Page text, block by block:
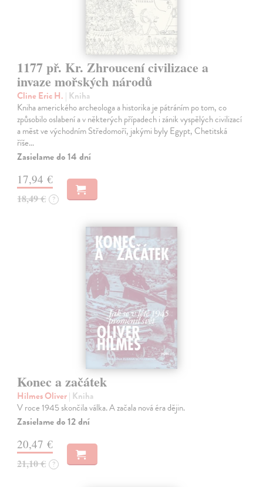
1177 př. Kr. Zhroucení civilizace a
invaze mořských národů
Cline Eric H. | Kniha
Kniha amerického archeologa a historika je pátráním po tom, co
způsobilo oslabení a v některých případech i zánik vyspělých civilizací
a měst ve východním Středomoří, jakými byly Egypt, Chetitská
říše…
Zasielame do 14 dní
17,94 €
18,49 € ?
Konec a začátek
Hilmes Oliver| Kniha
V roce 1945 skončila válka. A začala nová éra dějin.
Zasielame do 12 dní
20,47 €
21,10 € ?